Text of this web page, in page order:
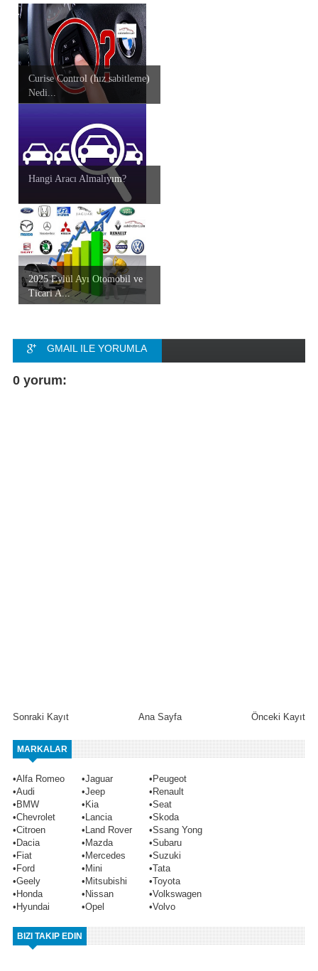
Curise Control (hız sabitleme)
Nedi...
Hangi Aracı Almalıyım?
2025 Eylül Ayı Otomobil ve
Ticari A...
GMAIL ILE YORUMLA
FACEBOOK ILE
0 yorum:
Sonraki Kayıt Önceki Kayıt
Ana Sayfa
MARKALAR
•Alfa Romeo •Jaguar • Peugeot
•Audi •Jeep • Renault
• BMW • Kia •Seat
•Chevrolet • Lancia •Skoda
•Citroen • Land Rover •Ssang Yong
• Dacia • Mazda •Subaru
• Fiat • Mercedes •Suzuki
• Ford • Mini •Tata
•Geely • Mitsubishi •Toyota
• Honda • Nissan •Volkswagen
• Hyundai •Opel •Volvo
BIZI TAKIP EDIN